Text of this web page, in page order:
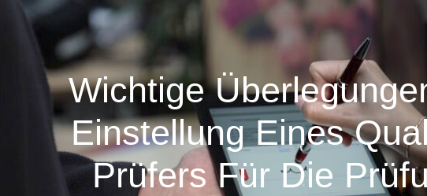
Wichtige
Einstellung Eines
Prüfers Für Die